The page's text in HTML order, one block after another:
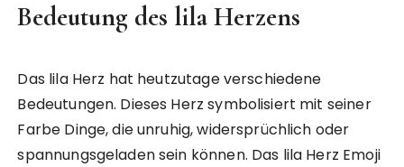
Bedeutung des lila Herzens
Das lila Herz hat heutzutage verschiedene
Bedeutungen. Dieses Herz symbolisiert mit seiner
Farbe Dinge, die unruhig, widersprüchlich oder
spannungsgeladen sein können. Das lila Herz Emoji